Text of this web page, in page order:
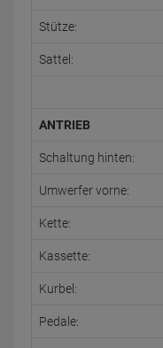
Stütze:
Sattel:
ANTRIEB
Schaltung hinten:
Umwerfer vorne:
Kette:
Kassette:
Kurbel:
Pedale: